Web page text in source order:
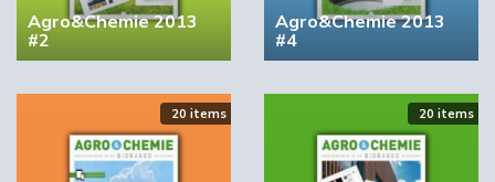
Agro&Chemie 2013
#2
Agro&Chemie 2013
#4
20 items 20 items